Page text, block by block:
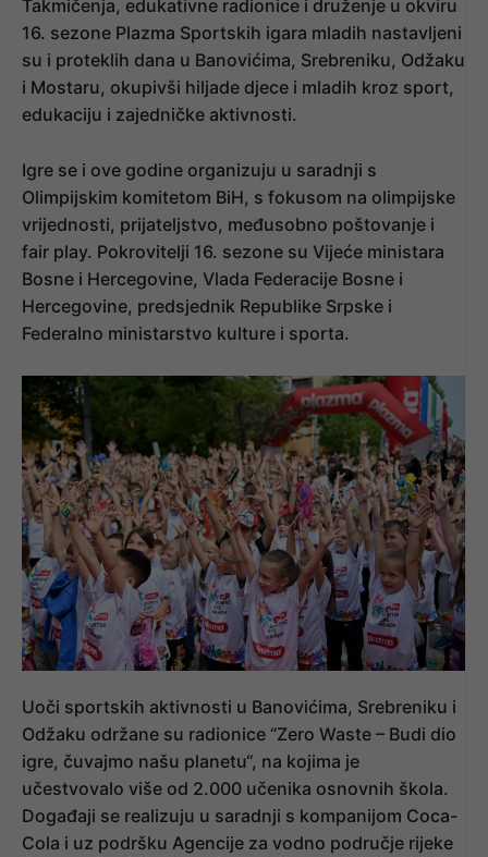
Takmičenja, edukativne radionice i druženje u okviru
16. sezone Plazma Sportskih igara mladih nastavljeni
su i proteklih dana u Banovićima, Srebreniku, Odžaku
i Mostaru, okupivši hiljade djece i mladih kroz sport,
edukaciju i zajedničke aktivnosti.
Igre se i ove godine organizuju u saradnji s
Olimpijskim komitetom BiH, s fokusom na olimpijske
vrijednosti, prijateljstvo, međusobno poštovanje i
fair play. Pokrovitelji 16. sezone su Vijeće ministara
Bosne i Hercegovine, Vlada Federacije Bosne i
Hercegovine, predsjednik Republike Srpske i
Federalno ministarstvo kulture i sporta.
Uoči sportskih aktivnosti u Banovićima, Srebreniku i
Odžaku održane su radionice “Zero Waste – Budi dio
igre, čuvajmo našu planetu“, na kojima je
učestvovalo više od 2.000 učenika osnovnih škola.
Događaji se realizuju u saradnji s kompanijom Coca-
Cola i uz podršku Agencije za vodno područje rijeke